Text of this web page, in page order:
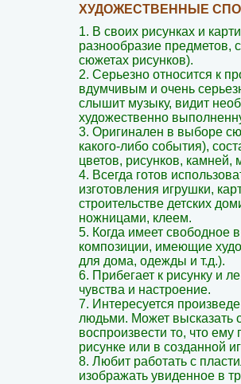
ХУДОЖЕСТВЕННЫЕ
1. В своих рисунках и
разнообразие предметов,
сюжетах рисунков).
2. Серьезно относится к
вдумчивым и очень
слышит музыку, видит
художественно
3. Оригинален в выборе
какого-либо события),
цветов, рисунков, камней,
4. Всегда готов
изготовления игрушки,
строительстве детских
ножницами, клеем.
5. Когда имеет свободное
композиции, имеющие
для дома, одежды и т.д.).
6. Прибегает к рисунку и
чувства и настроение.
7. Интересуется
людьми. Может высказать
воспроизвести то, что
рисунке или в созданной
8. Любит работать с
изображать увиденное в